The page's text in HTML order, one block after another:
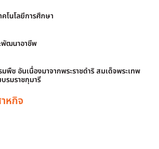
โนโลยีการศึกษา
ฒนาอาชีพ
ช อันเนื่องมาจากพระราชดำริ สมเด็จพระเทพ
รมราชกุมารี
หกิจ